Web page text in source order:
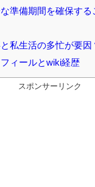
準備期間を確保する
私生活の多忙が要因
ィールとwiki経歴
スポンサーリンク